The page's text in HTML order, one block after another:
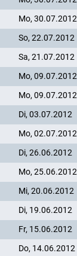
Mo, 30.07.2012
So, 22.07.2012
Sa, 21.07.2012
Mo, 09.07.2012
Mo, 09.07.2012
Di, 03.07.2012
Mo, 02.07.2012
Di, 26.06.2012
Mo, 25.06.2012
Mi, 20.06.2012
Di, 19.06.2012
Fr, 15.06.2012
Do, 14.06.2012